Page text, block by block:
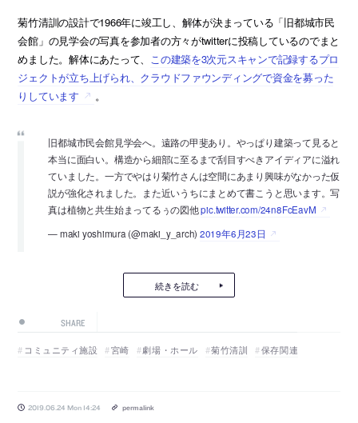
菊竹清訓の設計で1966年に竣工し、解体が決まっている「旧都城市民
会館」の見学会の写真を参加者の方々がtwitterに投稿しているのでまと
めました。解体にあたって、
この建築を3次元スキャンで記録するプロ
ジェクトが立ち上げられ、クラウドファウンディングで資金を募った
りしています
。
旧都城市民会館見学会へ。遠路の甲斐あり。やっぱり建築って見ると
本当に面白い。構造から細部に至るまで刮目すべきアイディアに溢れ
ていました。一方でやはり菊竹さんは空間にあまり興味がなかった仮
説が強化されました。また近いうちにまとめて書こうと思います。写
真は植物と共生始まってるぅの図他pic.twitter.com/24n8FcEavM
— maki yoshimura (@maki_y_arch) 2019年6月23日
続きを読む
SHARE
コミュニティ施設 宮崎 劇場・ホール 菊竹清訓 保存関連
2019.06.24 Mon 14:24 permalink